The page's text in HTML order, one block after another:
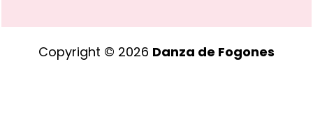
Copyright © 2026 Danza de Fogones